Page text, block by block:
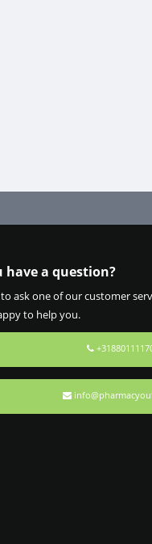
have a question?
to ask one of our customer
to help you.